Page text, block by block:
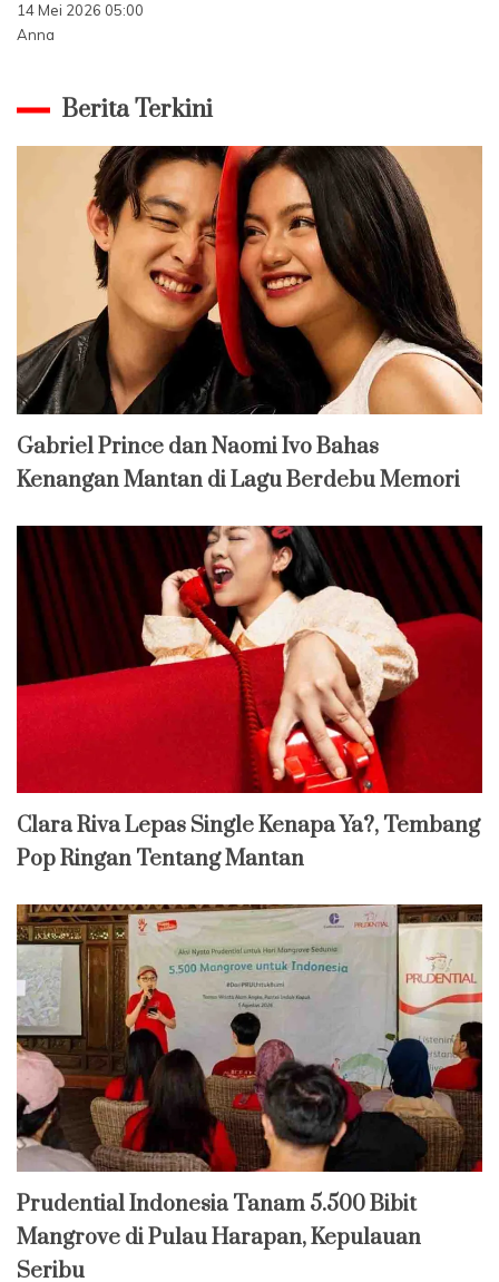
14 Mei 2026 05:00
Anna
Berita Terkini
Gabriel Prince dan Naomi Ivo Bahas
Kenangan Mantan di Lagu Berdebu Memori
Clara Riva Lepas Single Kenapa Ya?, Tembang
Pop Ringan Tentang Mantan
Prudential Indonesia Tanam 5.500 Bibit
Mangrove di Pulau Harapan, Kepulauan
Seribu